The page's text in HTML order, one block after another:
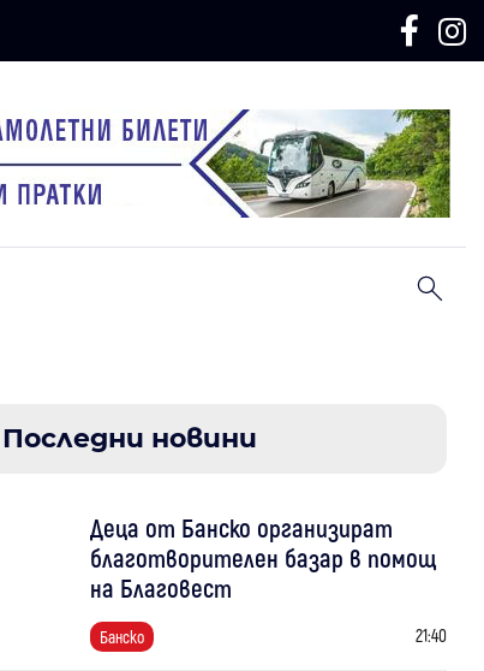
Последни новини
Деца от Банско организират
благотворителен базар в помощ
на Благовест
Банско 21:40